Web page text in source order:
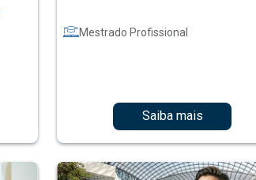
Mestrado Profissional
Saiba mais